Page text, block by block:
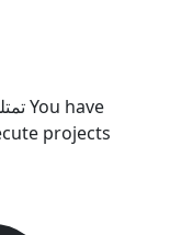
You have
projects